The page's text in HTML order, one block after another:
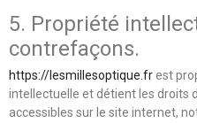
5. Propriété
contrefaçons.
https://lesmillesoptique.frest
intellectuelle et détient les droits
accessibles sur le site internet,